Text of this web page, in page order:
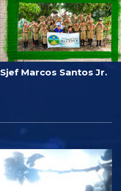
Sjef Marcos Santos Jr.